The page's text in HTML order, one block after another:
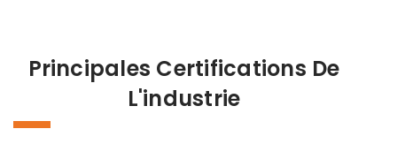
Principales Certifications De
L'industrie